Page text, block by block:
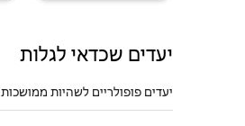
יעדים שכדאי לגלות
יעדים פופולריים לשהיות ממושכות